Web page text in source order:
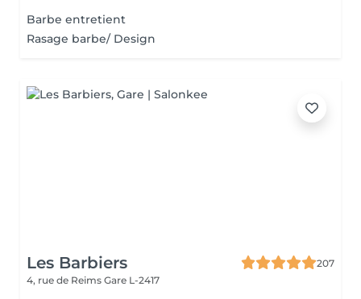
Barbe entretient
Rasage barbe/ Design
Les Barbiers
207
4, rue de Reims Gare L-2417